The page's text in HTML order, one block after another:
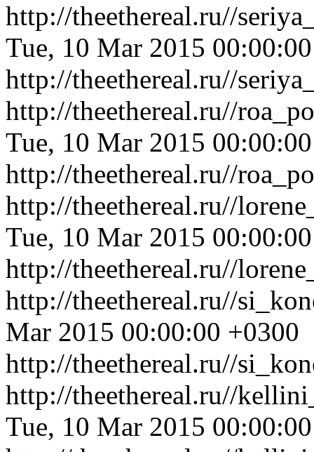
http://theethereal.ru//
Tue, 10 Mar 2015
http://theethereal.ru//
http://theethereal.ru//
Tue, 10 Mar 2015
http://theethereal.ru//
http://theethereal.ru//
Tue, 10 Mar 2015
http://theethereal.ru//
http://theethereal.ru//
Mar 2015 00:00:00 +0300
http://theethereal.ru//
http://theethereal.ru//
Tue, 10 Mar 2015